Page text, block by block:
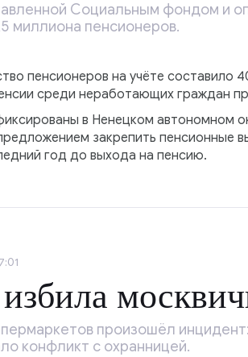
Социальным фондом и
миллиона пенсионеров.
пенсионеров на учёте составило
среди неработающих граждан
в Ненецком автономном
закрепить пенсионные
год до выхода на пенсию.
произошёл
конфликт с охранницей.